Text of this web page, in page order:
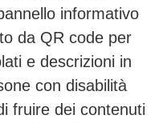
informativo
da QR code per
e descrizioni in
con disabilità
fruire dei contenuti